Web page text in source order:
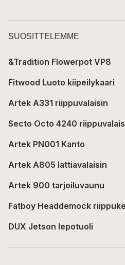
SUOSITTELEMME
&Tradition Flowerpot VP8
Fitwood Luoto kiipeilykaari
Artek A331 riippuvalaisin
Secto Octo 4240
Artek PN001 Kanto
Artek A805 lattiavalaisin
Artek 900 tarjoiluvaunu
Fatboy Headdemock
DUX Jetson lepotuoli